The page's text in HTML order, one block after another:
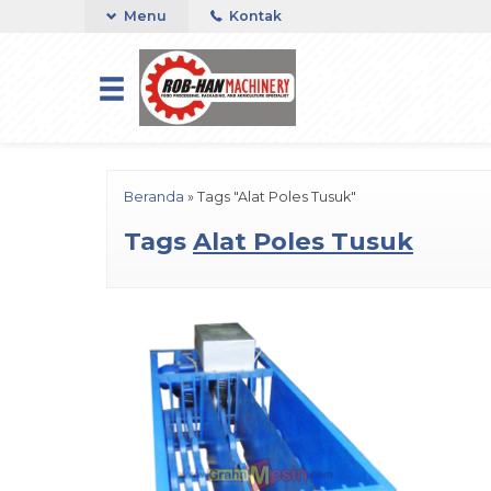
Menu Kontak
Beranda » Tags "Alat Poles Tusuk"
Tags Alat Poles Tusuk